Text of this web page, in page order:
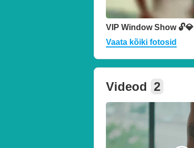
VIP Window Show 🔓💎
Vaata kõiki fotosid
Videod 2